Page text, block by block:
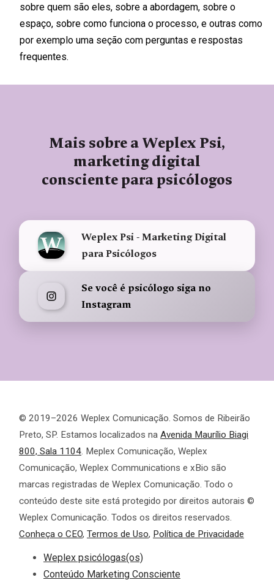
sobre quem são eles, sobre a abordagem, sobre o
espaço, sobre como funciona o processo, e outras como
por exemplo uma seção com perguntas e respostas
frequentes.
Mais sobre a Weplex Psi,
marketing digital
consciente para psicólogos
Weplex Psi - Marketing Digital
para Psicólogos
Se você é psicólogo siga no
Instagram
© 2019–2026 Weplex Comunicação. Somos de Ribeirão
Preto, SP. Estamos localizados na Avenida Maurílio Biagi
800, Sala 1104. Meplex Comunicação, Weplex
Comunicação, Weplex Communications e xBio são
marcas registradas de Weplex Comunicação. Todo o
conteúdo deste site está protegido por direitos autorais ©
Weplex Comunicação. Todos os direitos reservados.
Conheça o CEO, Termos de Uso, Política de Privacidade
Weplex psicólogas(os)
Conteúdo Marketing Consciente